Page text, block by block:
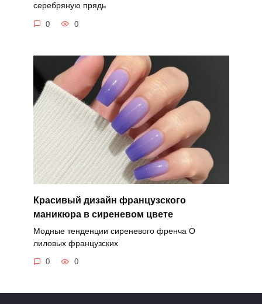
серебряную прядь
0 0
Красивый дизайн французского
маникюра в сиреневом цвете
Модные тенденции сиреневого френча О
лиловых французских
0 0